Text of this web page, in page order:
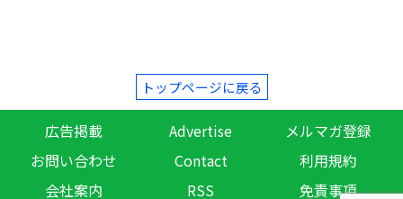
トップページに戻る
広告掲載 Advertise
メルマガ登録
お問い合わせ
Contact
利用規約
会社案内
RSS 免責事項